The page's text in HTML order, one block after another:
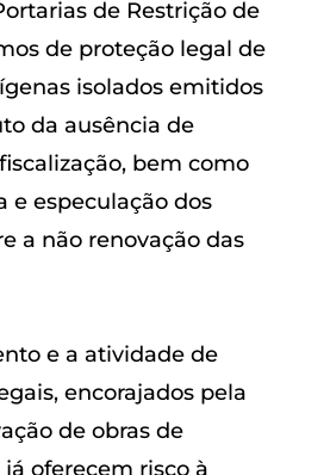
de Restrição de
de proteção legal de
isolados emitidos
da ausência de
bem como
e especulação dos
a não renovação das
e a atividade de
encorajados pela
de obras de
oferecem risco à